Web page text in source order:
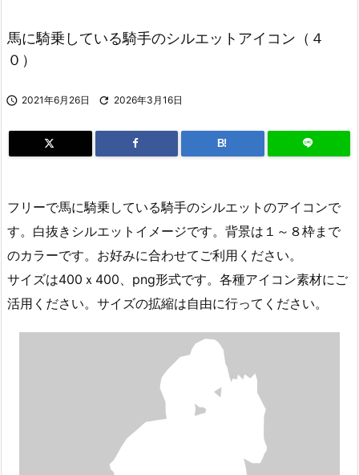
馬に騎乗している騎手のシルエットアイコン（４
０）
 2021年6月26日  2026年3月16日
B!
フリーで馬に騎乗している騎手のシルエットのアイコンで
す。白抜きシルエットイメージです。背景は１～８枠まで
のカラーです。お好みに合わせてご利用ください。
サイズは400ｘ400、png形式です。各種アイコン素材にご
活用ください。サイズの拡縮は自由に行ってください。